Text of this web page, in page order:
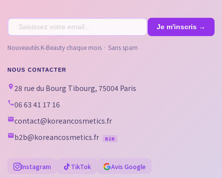
Nouveautés K-Beauty chaque mois · Sans spam
NOUS CONTACTER
28 rue du Bourg Tibourg, 75004 Paris
06 63 41 17 16
contact@koreancosmetics.fr
b2b@koreancosmetics.fr
B2B
Instagram TikTok Avis Google